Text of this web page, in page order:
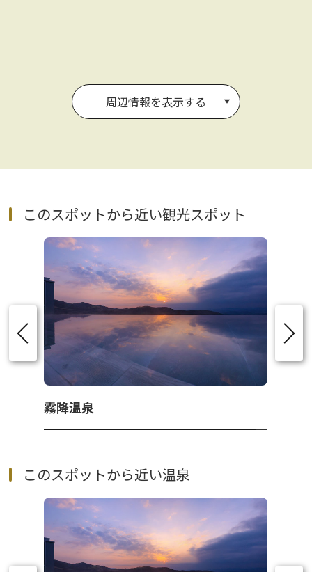
周辺情報を表示する
このスポットから近い観光スポット
霧降温泉
このスポットから近い温泉